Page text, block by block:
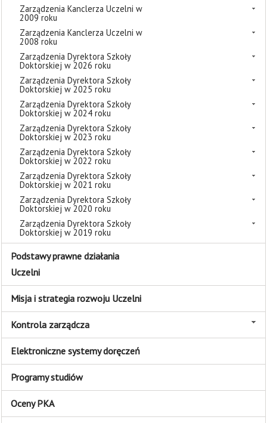
Zarządzenia Kanclerza Uczelni w
2009 roku
Zarządzenia Kanclerza Uczelni w
2008 roku
Zarządzenia Dyrektora Szkoły
Doktorskiej w 2026 roku
Zarządzenia Dyrektora Szkoły
Doktorskiej w 2025 roku
Zarządzenia Dyrektora Szkoły
Doktorskiej w 2024 roku
Zarządzenia Dyrektora Szkoły
Doktorskiej w 2023 roku
Zarządzenia Dyrektora Szkoły
Doktorskiej w 2022 roku
Zarządzenia Dyrektora Szkoły
Doktorskiej w 2021 roku
Zarządzenia Dyrektora Szkoły
Doktorskiej w 2020 roku
Zarządzenia Dyrektora Szkoły
Doktorskiej w 2019 roku
Podstawy prawne działania
Uczelni
Misja i strategia rozwoju Uczelni
Kontrola zarządcza
Elektroniczne systemy doręczeń
Programy studiów
Oceny PKA